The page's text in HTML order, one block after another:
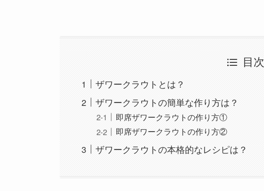
目次
ザワークラウトとは？
ザワークラウトの簡単な作り方は？
即席ザワークラウトの作り方①
即席ザワークラウトの作り方②
ザワークラウトの本格的なレシピは？